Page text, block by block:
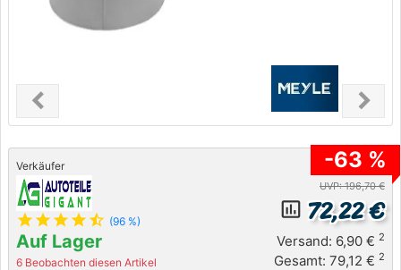
chevron_leftPrevious chevron_right
Next
Verkäufer
star star star star star_half (96 %)
Auf Lager
6 Beobachten diesen Artikel
-63 %
UVP: 196,70 €
insert_chart_outlined 72,22 €
Versand: 6,90 € 2
Gesamt: 79,12 € 2